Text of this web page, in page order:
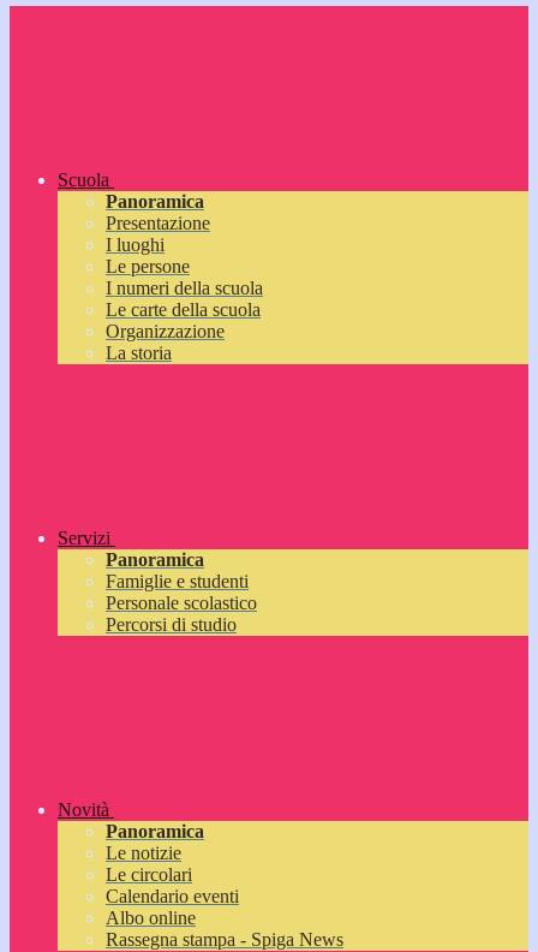
Scuola
Panoramica
Presentazione
I luoghi
Le persone
I numeri della scuola
Le carte della scuola
Organizzazione
La storia
Servizi
Panoramica
Famiglie e studenti
Personale scolastico
Percorsi di studio
Novità
Panoramica
Le notizie
Le circolari
Calendario eventi
Albo online
Rassegna stampa - Spiga News